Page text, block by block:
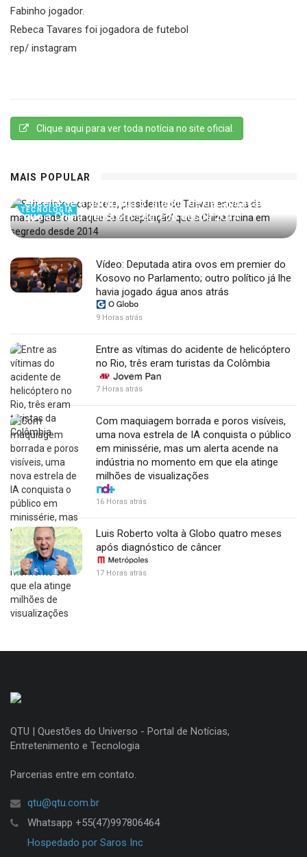
Fabinho jogador.
Rebeca Tavares foi jogadora de futebol
rep/ instagram
Clique aqui para ver toda notícia no site oficial.
MAIS POPULAR
TECNOLOGIA
encena de madrugada o ‘ataque de decapitação’
que a China treina em segredo desde 2014
Vídeo: Deputada atira ovos em premier do
Kosovo no Parlamento; outro político já lhe
havia jogado água anos atrás
9 Horas atrás
Entre as vítimas do acidente de helicóptero
no Rio, três eram turistas da Colômbia
7 Horas atrás
Com maquiagem borrada e poros visíveis,
uma nova estrela de IA conquista o público
em minissérie, mas um alerta acende na
indústria no momento em que ela atinge
milhões de visualizações
16 Horas atrás
Luis Roberto volta à Globo quatro meses
após diagnóstico de câncer
17 Horas atrás
QTU | Questões do Universo - Portal de Notícias,
Entretenimento e Tecnologia
Parcerias entre em contato.
qtu@qtu.com.br
Whatsapp +55(47)997806464
Hospedado por Saros Inc